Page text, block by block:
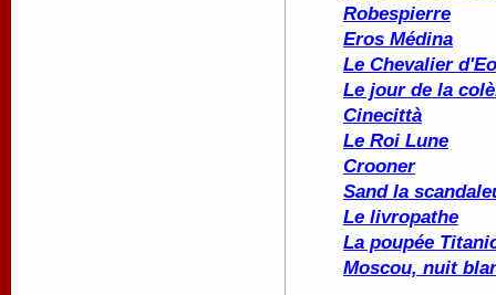
Robespierre
Eros Médina
Le Chevalier
Le jour de la
Cinecittà
Le Roi Lune
Crooner
Sand la
Le livropathe
La poupée
Moscou, nuit